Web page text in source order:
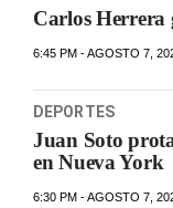
Carlos Herrera
6:45 PM - AGOSTO 7,
DEPORTES
Juan Soto
en Nueva York
6:30 PM - AGOSTO 7,